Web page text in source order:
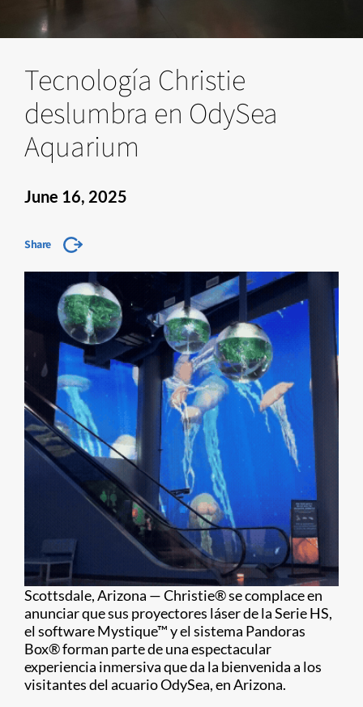
Tecnología Christie
deslumbra en OdySea
Aquarium
June 16, 2025
Share
Scottsdale, Arizona — Christie® se complace en
anunciar que sus proyectores láser de la Serie HS,
el software Mystique™ y el sistema Pandoras
Box® forman parte de una espectacular
experiencia inmersiva que da la bienvenida a los
visitantes del acuario OdySea, en Arizona.